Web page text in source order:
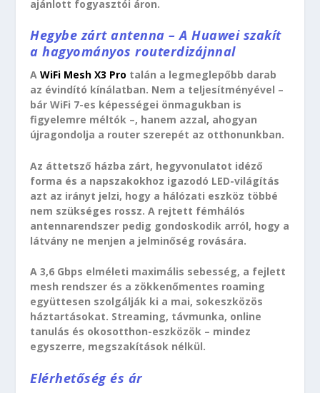
ajánlott fogyasztói áron.
Hegybe zárt antenna – A Huawei szakít
a hagyományos routerdizájnnal
AWiFi Mesh X3 Pro talán a legmeglepőbb darab
az évindító kínálatban. Nem a teljesítményével –
bár WiFi 7-es képességei önmagukban is
figyelemre méltók –, hanem azzal, ahogyan
újragondolja a router szerepét az otthonunkban.
Az áttetsző házba zárt, hegyvonulatot idéző
forma és a napszakokhoz igazodó LED-világítás
azt az irányt jelzi, hogy a hálózati eszköz többé
nem szükséges rossz. A rejtett fémhálós
antennarendszer pedig gondoskodik arról, hogy a
látvány ne menjen a jelminőség rovására.
A 3,6 Gbps elméleti maximális sebesség, a fejlett
mesh rendszer és a zökkenőmentes roaming
együttesen szolgálják ki a mai, sokeszközös
háztartásokat. Streaming, távmunka, online
tanulás és okosotthon-eszközök – mindez
egyszerre, megszakítások nélkül.
Elérhetőség és ár